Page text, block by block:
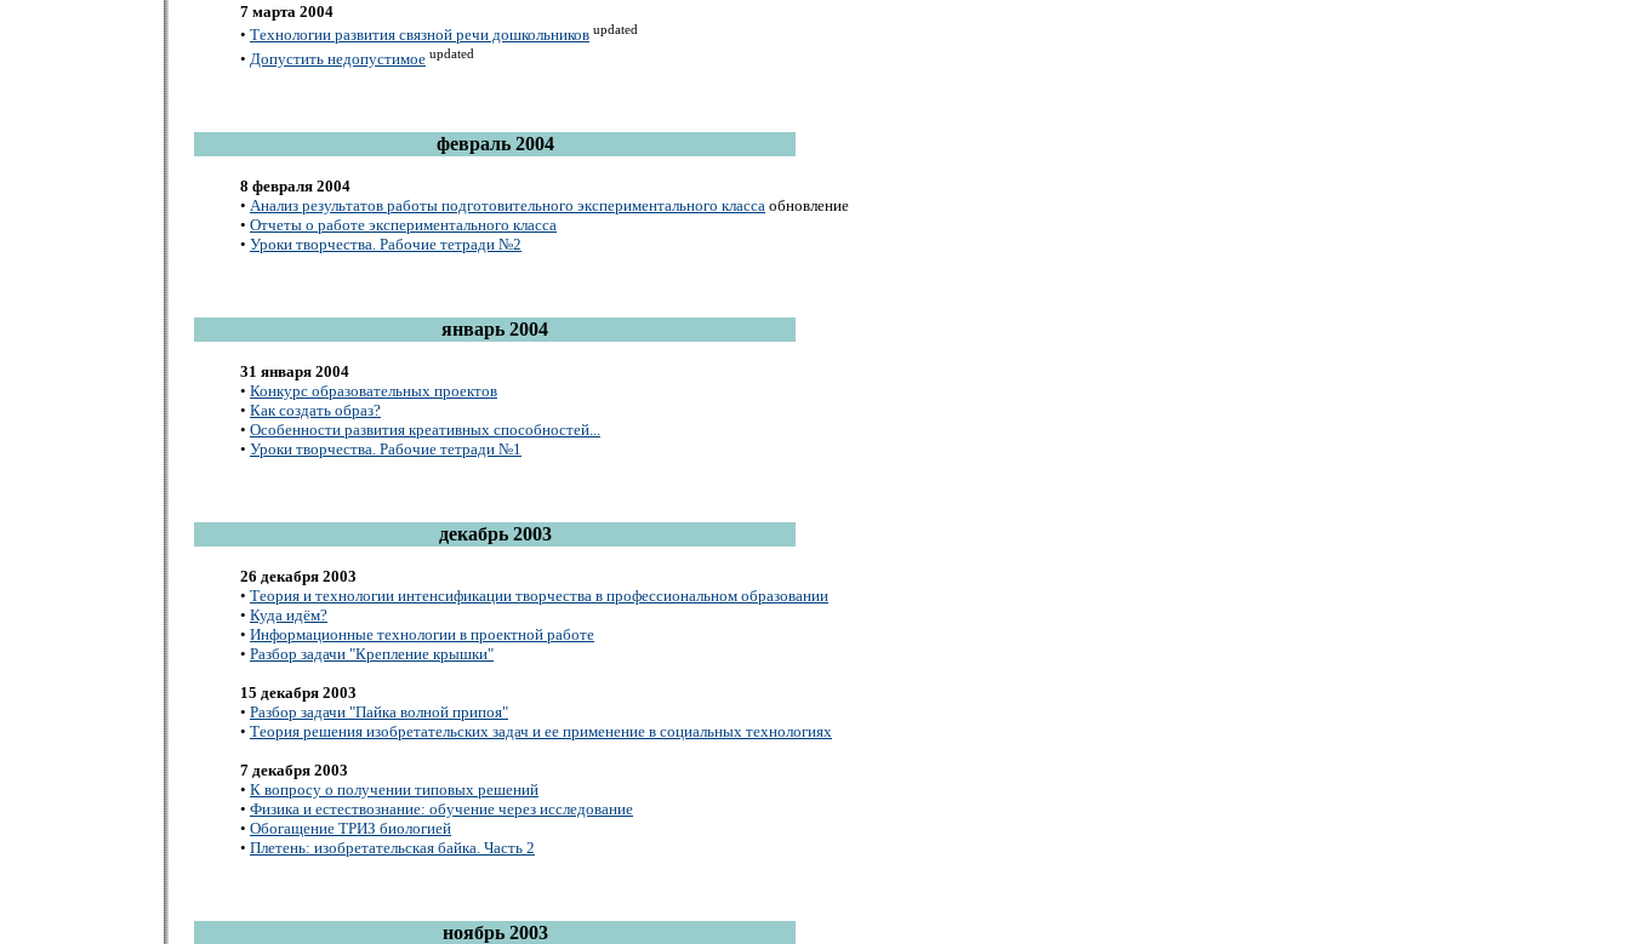
7 марта 2004
• Технологии развития связной речи дошкольников updated
• Допустить недопустимое updated
февраль 2004
8 февраля 2004
• Анализ результатов работы подготовительного экспериментального класса обновление
• Отчеты о работе экспериментального класса
• Уроки творчества. Рабочие тетради №2
январь 2004
31 января 2004
• Конкурс образовательных проектов
• Как создать образ?
• Особенности развития креативных способностей...
• Уроки творчества. Рабочие тетради №1
декабрь 2003
26 декабря 2003
• Теория и технологии интенсификации творчества в профессиональном образовании
• Куда идём?
• Информационные технологии в проектной работе
• Разбор задачи "Крепление крышки"
15 декабря 2003
• Разбор задачи "Пайка волной припоя"
• Теория решения изобретательских задач и ее применение в социальных технологиях
7 декабря 2003
• К вопросу о получении типовых решений
• Физика и естествознание: обучение через исследование
• Обогащение ТРИЗ биологией
• Плетень: изобретательская байка. Часть 2
ноябрь 2003